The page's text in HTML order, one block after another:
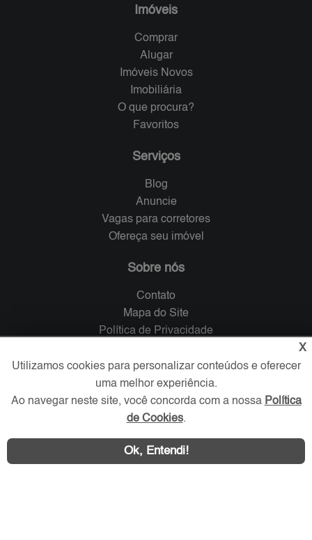
Imóveis
Comprar
Alugar
Imóveis Novos
Imobiliária
O que procura?
Favoritos
Serviços
Blog
Anuncie
Vagas para corretores
Ofereça seu imóvel
Sobre nós
Contato
Mapa do Site
Política de Privacidade
Verificada por
X
Utilizamos cookies para personalizar conteúdos e oferecer
uma melhor experiência.
Ao navegar neste site, você concorda com a nossa Política
de Cookies.
Ok, Entendi!